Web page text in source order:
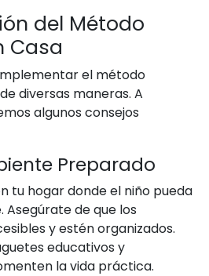
del Método
Casa
el método
diversas maneras. A
algunos consejos
Preparado
tu hogar donde el niño pueda
de que los
y estén organizados.
educativos y
la vida práctica.